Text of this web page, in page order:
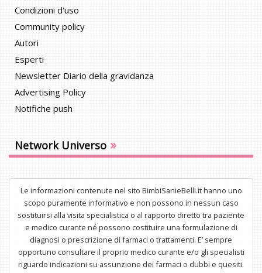
Condizioni d'uso
Community policy
Autori
Esperti
Newsletter Diario della gravidanza
Advertising Policy
Notifiche push
Network Universo »
Le informazioni contenute nel sito BimbiSanieBelli.it hanno uno
scopo puramente informativo e non possono in nessun caso
sostituirsi alla visita specialistica o al rapporto diretto tra paziente
e medico curante né possono costituire una formulazione di
diagnosi o prescrizione di farmaci o trattamenti. E’ sempre
opportuno consultare il proprio medico curante e/o gli specialisti
riguardo indicazioni su assunzione dei farmaci o dubbi e quesiti.